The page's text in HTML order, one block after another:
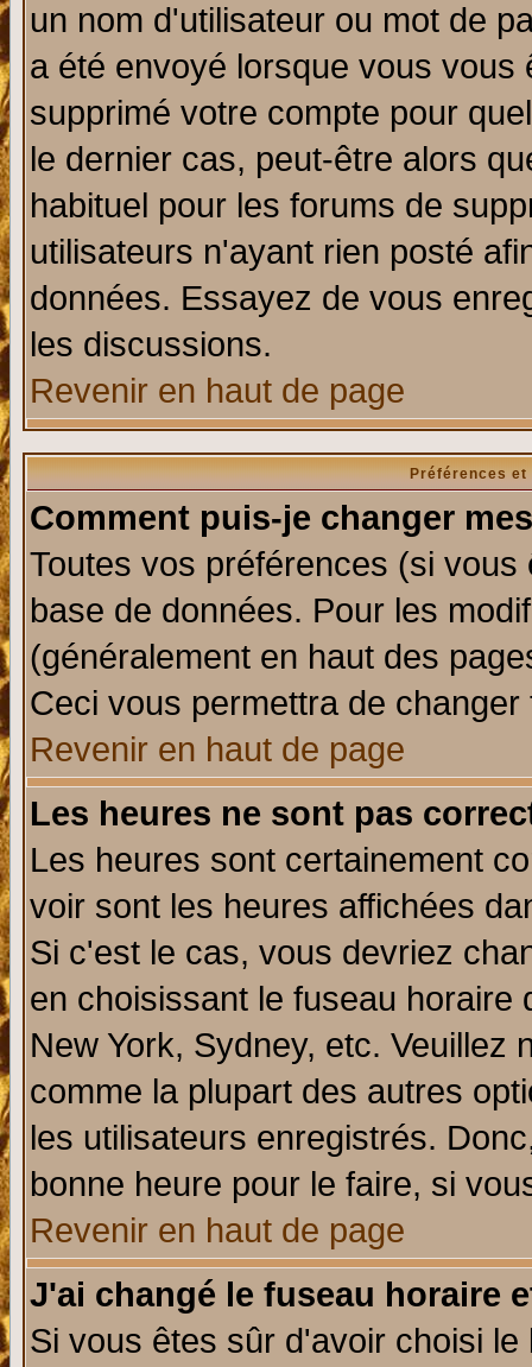
un nom d'utilisateur ou mot de
a été envoyé lorsque vous
supprimé votre compte pour
le dernier cas, peut-être alors
habituel pour les forums de
utilisateurs n'ayant rien posté
données. Essayez de vous
les discussions.
Revenir en haut de page
Préférences
Comment puis-je changer
Toutes vos préférences (si
base de données. Pour les
(généralement en haut des
Ceci vous permettra de
Revenir en haut de page
Les heures ne sont pas
Les heures sont certainement
voir sont les heures affichées
Si c'est le cas, vous devriez
en choisissant le fuseau
New York, Sydney, etc. Veuillez
comme la plupart des autres
les utilisateurs enregistrés.
bonne heure pour le faire, si
Revenir en haut de page
J'ai changé le fuseau horaire
Si vous êtes sûr d'avoir choisi